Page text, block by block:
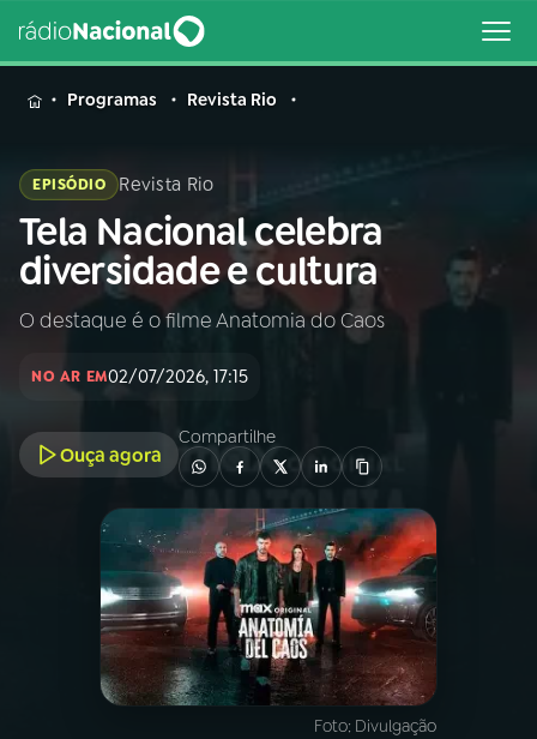
MENU
Buscar
na
Rádio
Nacional
Buscar
01INÍCIO
A RÁDIO
PROGRAMAÇÃO
PROGRAMAS
Programas Revista Rio
EPISÓDIO Revista Rio
Tela Nacional celebra
diversidade e cultura
O destaque é o filme Anatomia do Caos
NO AR EM02/07/2026, 17:15
Ouça agora
Compartilhe
Foto: Divulgação